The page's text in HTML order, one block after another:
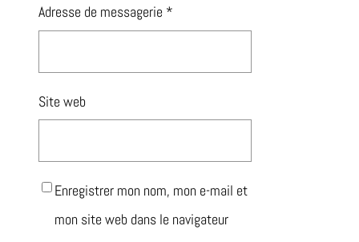
Adresse de messagerie *
Site web
Enregistrer mon nom, mon e-mail et
mon site web dans le navigateur